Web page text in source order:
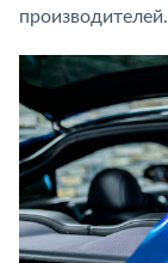
производителей.